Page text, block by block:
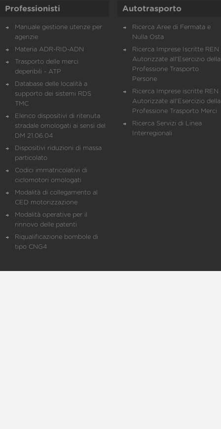
Professionisti
Manuale gestione utenze per
agenzie
Materia ADR-RID-ADN
Trasporto delle merci
deperibili - ATP
Database delle località a
supporto dei sistemi RDS
TMC
Elenco dispositivi di ritenuta
stradale omologati ai sensi del
DM 21.06.04
Dispositivi riduzioni di massa
particolato
Codici immatricolativi di
ciclomotori omologati
Modalità di collegamento al
CED motorizzazione
Modalità operative per il
rinnovo delle patenti
Riqualificazione bombole di
tipo CNG4
Autotrasporto
Ricerca Aree di Fermata e
Nulla Osta
Ricerca Imprese Iscritte REN
Autorizzate all'Esercizio della
Professione Trasporto
Persone
Ricerca Imprese iscritte REN
Autorizzate all'Esercizio della
Professione Trasporto Merci
Ricerca Servizi di Linea
Interregionali